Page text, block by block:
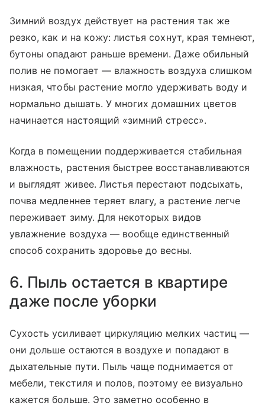
Зимний воздух действует на растения так же
резко, как и на кожу: листья сохнут, края темнеют,
бутоны опадают раньше времени. Даже обильный
полив не помогает — влажность воздуха слишком
низкая, чтобы растение могло удерживать воду и
нормально дышать. У многих домашних цветов
начинается настоящий «зимний стресс».
Когда в помещении поддерживается стабильная
влажность, растения быстрее восстанавливаются
и выглядят живее. Листья перестают подсыхать,
почва медленнее теряет влагу, а растение легче
переживает зиму. Для некоторых видов
увлажнение воздуха — вообще единственный
способ сохранить здоровье до весны.
6. Пыль остается в квартире
даже после уборки
Сухость усиливает циркуляцию мелких частиц —
они дольше остаются в воздухе и попадают в
дыхательные пути. Пыль чаще поднимается от
мебели, текстиля и полов, поэтому ее визуально
кажется больше. Это заметно особенно в